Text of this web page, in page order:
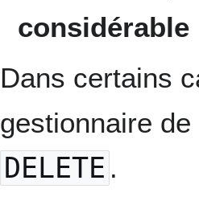
considérable
Dans certains
gestionnaire
DELETE .